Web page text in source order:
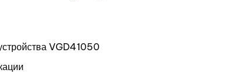
VGD41050